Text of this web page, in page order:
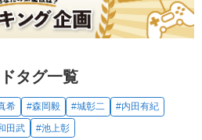
タグ一覧
希 #森岡毅 #城彰二
#内田有紀
田武 #池上彰